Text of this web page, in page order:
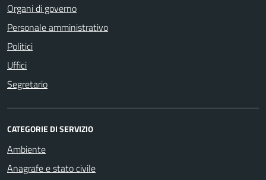
Organi di governo
Personale amministrativo
Politici
Uffici
Segretario
CATEGORIE DI SERVIZIO
Ambiente
Anagrafe e stato civile